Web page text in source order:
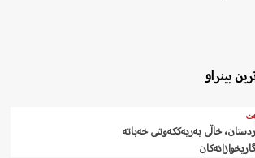
بینراو
خاڵی بەریەککەوتنی خەباتە